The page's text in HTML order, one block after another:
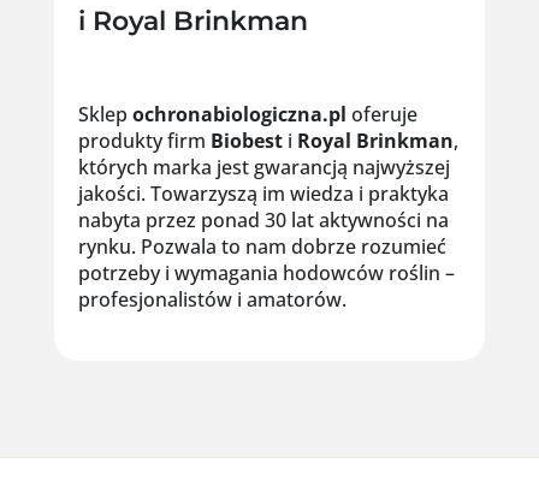
i Royal Brinkman
Sklep ochronabiologiczna.pl oferuje
produkty firm Biobesti Royal Brinkman,
których marka jest gwarancją najwyższej
jakości. Towarzyszą im wiedza i praktyka
nabyta przez ponad 30 lat aktywności na
rynku. Pozwala to nam dobrze rozumieć
potrzeby i wymagania hodowców roślin –
profesjonalistów i amatorów.